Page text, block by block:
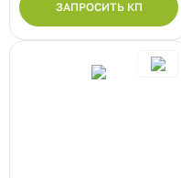
развернуть категорию
ЗАПРОСИТЬ КП